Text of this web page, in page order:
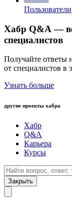
Пользователи
Хабр Q&A —
специалистов
Получайте ответы
от специалистов в
Узнать больше
другие проекты хабра
Хабр
Q&A
Карьера
Курсы
Закрыть